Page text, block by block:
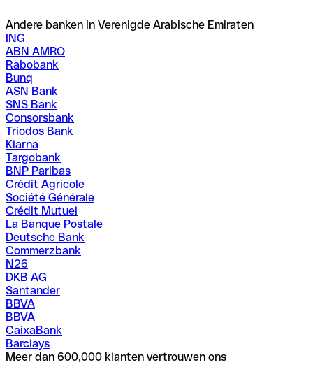
Andere banken in Verenigde Arabische Emiraten
ING
ABN AMRO
Rabobank
Bunq
ASN Bank
SNS Bank
Consorsbank
Triodos Bank
Klarna
Targobank
BNP Paribas
Crédit Agricole
Société Générale
Crédit Mutuel
La Banque Postale
Deutsche Bank
Commerzbank
N26
DKB AG
Santander
BBVA
BBVA
CaixaBank
Barclays
Meer dan 600,000 klanten vertrouwen ons